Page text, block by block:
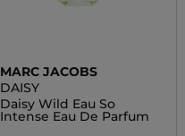
MARC JACOBS
DAISY
Daisy Wild Eau So
Intense Eau De Parfum